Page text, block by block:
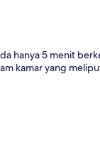
hanya 5 menit
kamar yang